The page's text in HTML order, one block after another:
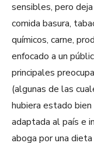
sensibles, pero
comida basura,
químicos, carne,
enfocado a un
principales
(algunas de las
hubiera estado bien
adaptada al país e
aboga por una dieta